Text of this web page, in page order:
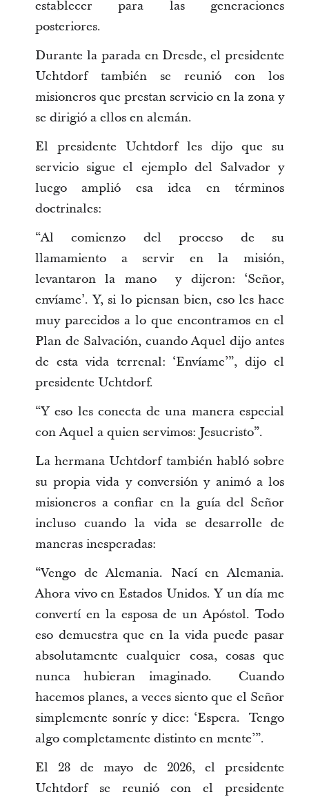
establecer para las generaciones
posteriores.
Durante la parada en Dresde, el presidente
Uchtdorf también se reunió con los
misioneros que prestan servicio en la zona y
se dirigió a ellos en alemán.
El presidente Uchtdorf les dijo que su
servicio sigue el ejemplo del Salvador y
luego amplió esa idea en términos
doctrinales:
“Al comienzo del proceso de su
llamamiento a servir en la misión,
levantaron la mano y dijeron: ‘Señor,
envíame’. Y, si lo piensan bien, eso les hace
muy parecidos a lo que encontramos en el
Plan de Salvación, cuando Aquel dijo antes
de esta vida terrenal: ‘Envíame’”, dijo el
presidente Uchtdorf.
“Y eso les conecta de una manera especial
con Aquel a quien servimos: Jesucristo”.
La hermana Uchtdorf también habló sobre
su propia vida y conversión y animó a los
misioneros a confiar en la guía del Señor
incluso cuando la vida se desarrolle de
maneras inesperadas:
“Vengo de Alemania. Nací en Alemania.
Ahora vivo en Estados Unidos. Y un día me
convertí en la esposa de un Apóstol. Todo
eso demuestra que en la vida puede pasar
absolutamente cualquier cosa, cosas que
nunca hubieran imaginado. Cuando
hacemos planes, a veces siento que el Señor
simplemente sonríe y dice: ‘Espera. Tengo
algo completamente distinto en mente’”.
El 28 de mayo de 2026, el presidente
Uchtdorf se reunió con el presidente